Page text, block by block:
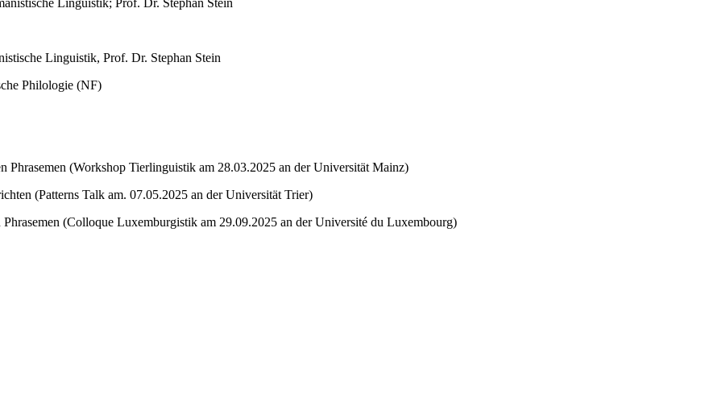
Linguistik, Prof. Dr. Stephan Stein
Philologie (NF)
(Workshop Tierlinguistik am 28.03.2025 an der Universität Mainz)
(Patterns Talk am. 07.05.2025 an der Universität Trier)
(Colloque Luxemburgistik am 29.09.2025 an der Université du Luxembourg)